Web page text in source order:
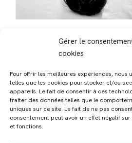
Gérer le
cookies
Pour offrir les meilleures expériences, nous
telles que les cookies pour stocker et/ou
appareils. Le fait de consentir à ces
traiter des données telles que le
uniques sur ce site. Le fait de ne pas
consentement peut avoir un effet négatif
et fonctions.
MAGALI PRESTATIONS YOGA